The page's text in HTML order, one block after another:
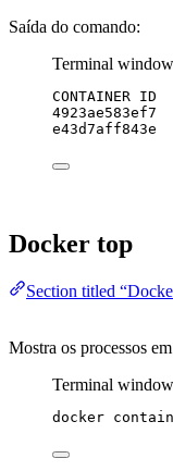
Saída do comando:
Terminal window
CONTAINER ID
4923ae583ef7
e43d7aff843e
Docker top
Section titled
Mostra os processos
Terminal window
docker